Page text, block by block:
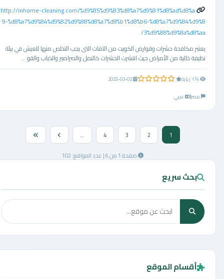
http://inhome-cleaning.com/%d9%85%d9%83%d8%a7%d9%81%d8%ad%d8%a
9-%d8%a7%d9%84%d9%82%d9%88%d8%a7%d8%b1%d8%b6-%d8%a7%d9%84%d9%8
3%d9%88%d9%8a%d8%aa/
يعتبر مكافحة حشرات وقوارض الكويت من الآفات التى يجب التخلص منها للعيش في بيئة
نظيفة خالية من الأمراض حيث انتشرت الحشرات كالنمل والصراصير والذباب والقو ...
0.0 من 5 نجوم
2025-03-02
مصر
عربي
صفحة 1 من 6 | عدد المواقع: 102
بحث سريع
أقسام الموقع